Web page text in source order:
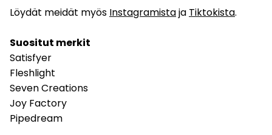
Löydät meidät myös Instagramistaja Tiktokista.
Suositut merkit
Satisfyer
Fleshlight
Seven Creations
Joy Factory
Pipedream